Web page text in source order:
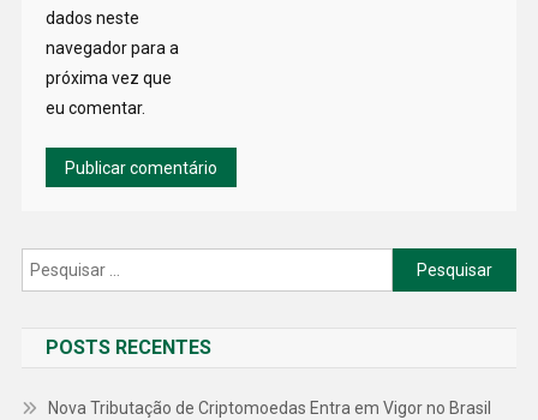
dados neste
navegador para a
próxima vez que
eu comentar.
Pesquisar
por:
POSTS RECENTES
Nova Tributação de Criptomoedas Entra em Vigor no Brasil